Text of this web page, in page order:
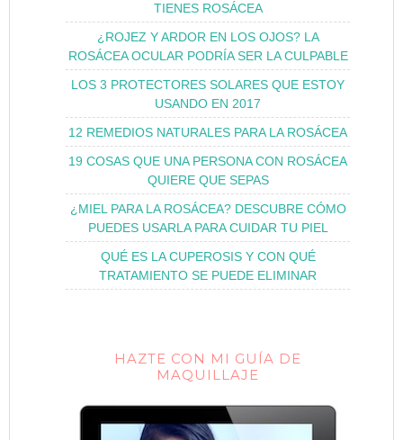
TIENES ROSÁCEA
¿ROJEZ Y ARDOR EN LOS OJOS? LA
ROSÁCEA OCULAR PODRÍA SER LA CULPABLE
LOS 3 PROTECTORES SOLARES QUE ESTOY
USANDO EN 2017
12 REMEDIOS NATURALES PARA LA ROSÁCEA
19 COSAS QUE UNA PERSONA CON ROSÁCEA
QUIERE QUE SEPAS
¿MIEL PARA LA ROSÁCEA? DESCUBRE CÓMO
PUEDES USARLA PARA CUIDAR TU PIEL
QUÉ ES LA CUPEROSIS Y CON QUÉ
TRATAMIENTO SE PUEDE ELIMINAR
HAZTE CON MI GUÍA DE
MAQUILLAJE